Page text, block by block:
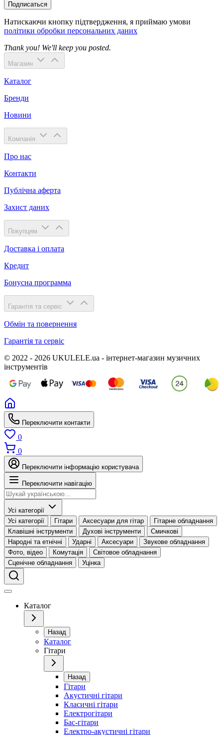
Подписаться
Натискаючи кнопку підтвердження, я приймаю умови
політики обробки персональних даних
Thank you! We'll keep you posted.
Магазин
Каталог
Бренди
Новини
Компанія
Про нас
Контакти
Публічна аферта
Захист даних
Покупцям
Доставка і оплата
Кредит
Бонусна программа
Гарантія та сервіс
Обмін та повернення
Гарантія та сервіс
© 2022 - 2026 UKULELE.ua - інтернет-магазин музичних
інструментів
Переключити контакти
0
0
Переключити інформацію користувача
Переключити навігацію
Усі категорії
Усі категорії
Гітари Аксесуари для гітар
Гітарне обладнання
Клавішні інструменти
Духові інструменти
Смичкові
Народні та етнічні
Ударні Аксесуари
Звукове обладнання
Фото, відео
Комутація
Світовое обладнання
Сценічне обладнання
Уцінка
Каталог
Назад
Каталог
Гітари
Назад
Гітари
Акустичні гітари
Класичні гітари
Електрогітари
Бас-гітари
Електро-акустичні гітари